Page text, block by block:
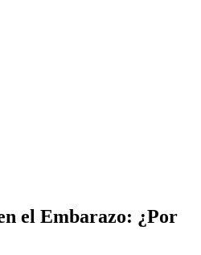
el Embarazo: ¿Por